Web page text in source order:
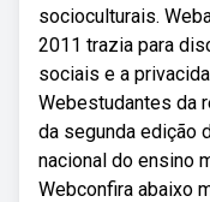
socioculturais.
2011 trazia para
sociais e a
Webestudantes da
da segunda edição
nacional do ensino
Webconfira abaixo